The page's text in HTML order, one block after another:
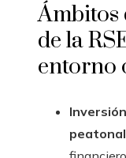
Ámbitos
de la
entorno